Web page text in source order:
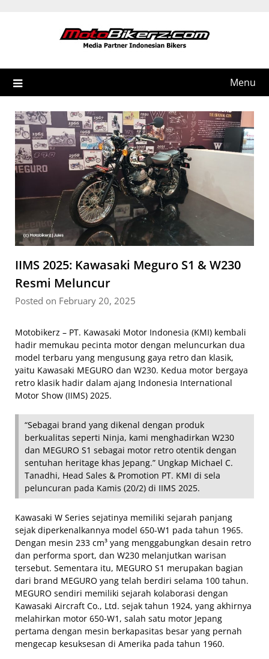
Menu
IIMS 2025: Kawasaki Meguro S1 & W230
Resmi Meluncur
Posted on February 20, 2025
Motobikerz – PT. Kawasaki Motor Indonesia (KMI) kembali
hadir memukau pecinta motor dengan meluncurkan dua
model terbaru yang mengusung gaya retro dan klasik,
yaitu Kawasaki MEGURO dan W230. Kedua motor bergaya
retro klasik hadir dalam ajang Indonesia International
Motor Show (IIMS) 2025.
“Sebagai brand yang dikenal dengan produk
berkualitas seperti Ninja, kami menghadirkan W230
dan MEGURO S1 sebagai motor retro otentik dengan
sentuhan heritage khas Jepang.” Ungkap Michael C.
Tanadhi, Head Sales & Promotion PT. KMI di sela
peluncuran pada Kamis (20/2) di IIMS 2025.
Kawasaki W Series sejatinya memiliki sejarah panjang
sejak diperkenalkannya model 650-W1 pada tahun 1965.
Dengan mesin 233 cm³ yang menggabungkan desain retro
dan performa sport, dan W230 melanjutkan warisan
tersebut. Sementara itu, MEGURO S1 merupakan bagian
dari brand MEGURO yang telah berdiri selama 100 tahun.
MEGURO sendiri memiliki sejarah kolaborasi dengan
Kawasaki Aircraft Co., Ltd. sejak tahun 1924, yang akhirnya
melahirkan motor 650-W1, salah satu motor Jepang
pertama dengan mesin berkapasitas besar yang pernah
mengecap kesuksesan di Amerika pada tahun 1960.